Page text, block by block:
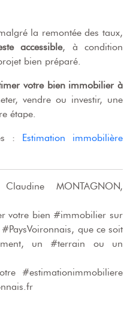
la remontée des taux,
accessible, à condition
bien préparé.
votre bien immobilier à
vendre ou investir, une
étape.
: Estimation immobilière
MONTAGNON,
votre bien #immobilier sur
que ce soit
un #terrain ou un
#estimationimmobiliere